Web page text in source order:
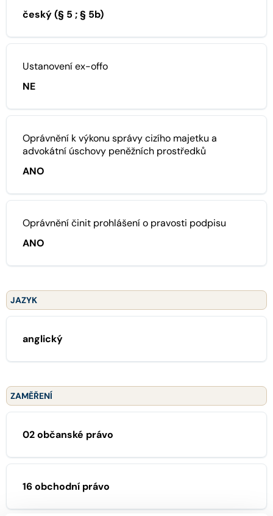
český (§ 5 ; § 5b)
Ustanovení ex-offo
NE
Oprávnění k výkonu správy cizího majetku a
advokátní úschovy peněžních prostředků
ANO
Oprávnění činit prohlášení o pravosti podpisu
ANO
JAZYK
anglický
ZAMĚŘENÍ
02 občanské právo
16 obchodní právo